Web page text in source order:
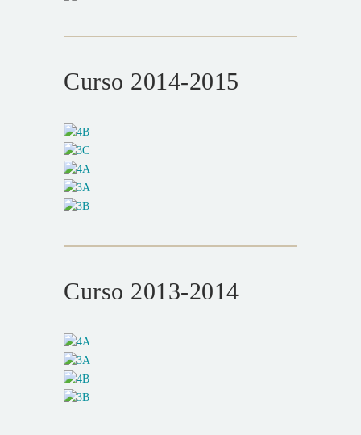
Curso 2014-2015
Curso 2013-2014